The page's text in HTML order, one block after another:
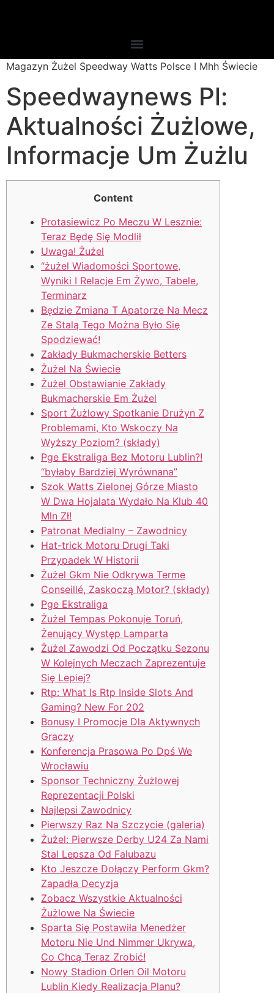
Magazyn Żużel Speedway Watts Polsce I Mhh Świecie
Speedwaynews Pl:
Aktualności Żużlowe,
Informacje Um Żużlu
Content
Protasiewicz Po Meczu W Lesznie:
Teraz Będę Się Modlił
Uwaga! Żużel
“żużel Wiadomości Sportowe,
Wyniki I Relacje Em Żywo, Tabele,
Terminarz
Będzie Zmiana T Apatorze Na Mecz
Ze Stalą Tego Można Było Się
Spodziewać!
Zakłady Bukmacherskie Betters
Żużel Na Świecie
Żużel Obstawianie Zakłady
Bukmacherskie Em Żużel
Sport Żużlowy Spotkanie Drużyn Z
Problemami, Kto Wskoczy Na
Wyższy Poziom? (składy)
Pge Ekstraliga Bez Motoru Lublin?!
“byłaby Bardziej Wyrównana”
Szok Watts Zielonej Górze Miasto
W Dwa Hojalata Wydało Na Klub 40
Mln Zł!
Patronat Medialny – Zawodnicy
Hat-trick Motoru Drugi Taki
Przypadek W Historii
Żużel Gkm Nie Odkrywa Terme
Conseillé, Zaskoczą Motor? (składy)
Pge Ekstraliga
Żużel Tempas Pokonuje Toruń,
Żenujący Występ Lamparta
Żużel Zawodzi Od Początku Sezonu
W Kolejnych Meczach Zaprezentuje
Się Lepiej?
Rtp: What Is Rtp Inside Slots And
Gaming? New For 202
Bonusy I Promocje Dla Aktywnych
Graczy
Konferencja Prasowa Po Dpś We
Wrocławiu
Sponsor Techniczny Żużlowej
Reprezentacji Polski
Najlepsi Zawodnicy
Pierwszy Raz Na Szczycie (galeria)
Żużel: Pierwsze Derby U24 Za Nami
Stal Lepsza Od Falubazu
Kto Jeszcze Dołączy Perform Gkm?
Zapadła Decyzja
Zobacz Wszystkie Aktualności
Żużlowe Na Świecie
Sparta Się Postawiła Menedżer
Motoru Nie Und Nimmer Ukrywa,
Co Chcą Teraz Zrobić!
Nowy Stadion Orlen Oil Motoru
Lublin Kiedy Realizacja Planu?